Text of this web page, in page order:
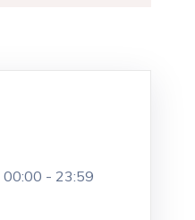
00:00 - 23:59